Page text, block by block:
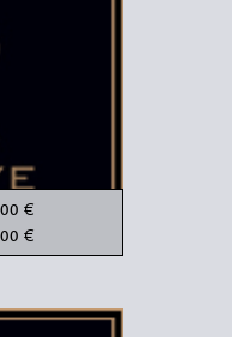
€
€